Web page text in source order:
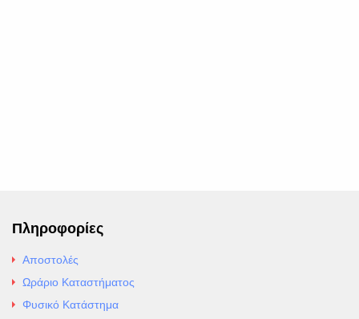
Πληροφορίες
Αποστολές
Ωράριο Καταστήματος
Φυσικό Κατάστημα